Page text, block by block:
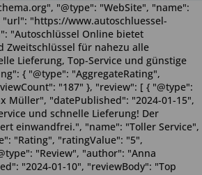
"@type": "WebSite", "name":
"https://www.autoschluessel-
"Autoschlüssel Online bietet
Zweitschlüssel für nahezu alle
Lieferung, Top-Service und günstige
{ "@type": "AggregateRating",
"187" }, "review": [ { "@type":
Müller", "datePublished": "2024-01-15",
und schnelle Lieferung! Der
einwandfrei.", "name": "Toller Service",
"Rating", "ratingValue": "5",
"Review", "author": "Anna
"2024-01-10", "reviewBody": "Top